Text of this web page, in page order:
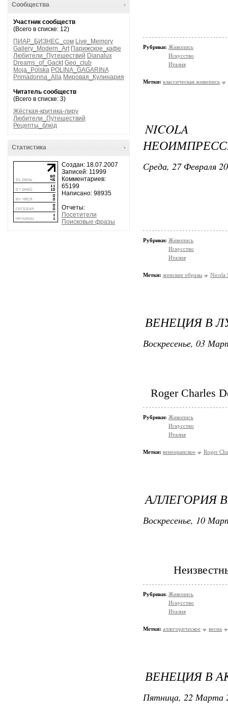
-
Сообщества
Участник сообществ
(Всего в списке: 12)
ПИАР_БИЗНЕС_сом Live_Memory
Gallery_Modern_Art Парижское_кафе
Любители_Путешествий Dianalux
Dreams_of_Gackt Geo_club
Moja_Polska POLINA_GAGARINA
Primadonna_Alla Мировая_Кулинария
Читатель сообществ
(Всего в списке: 3)
Жёсткая-критика-лиру
Любители_Путешествий
Рецепты_блюд
-
Статистика
Создан: 18.07.2007
Записей: 11999
Комментариев:
65199
Написано: 98935
Отчеты:
Посетители
Поисковые фразы
Рубрики: Живопись
Искусство
Италия
Метки: классическая живопись
NICOLA
Среда, 27 Февраля
Рубрики: Живопись
Искусство
Италия
Метки: женские образы Nicola
ВЕНЕЦИЯ В
Воскресенье, 03
Roger Charles
Рубрики: Живопись
Искусство
Италия
Метки: венецианское Roger
АЛЛЕГОРИЯ
Воскресенье, 10
Рубрики: Живопись
Искусство
Италия
Метки: аллегорическое весна
ВЕНЕЦИЯ В
Пятница, 22 Марта